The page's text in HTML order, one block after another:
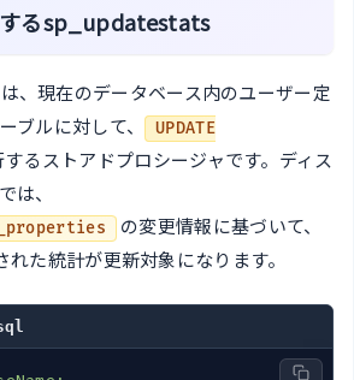
るsp_updatestats
は、現在のデータベース内のユーザー定
ブルに対して、 UPDATE
るストアドプロシージャです。ディス
は、
の変更情報に基づいて、
た統計が更新対象になります。